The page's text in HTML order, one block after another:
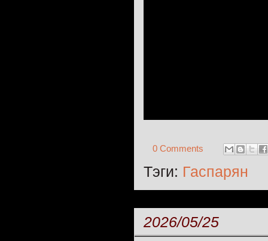
0 Comments
Тэги: Гаспарян
2026/05/25